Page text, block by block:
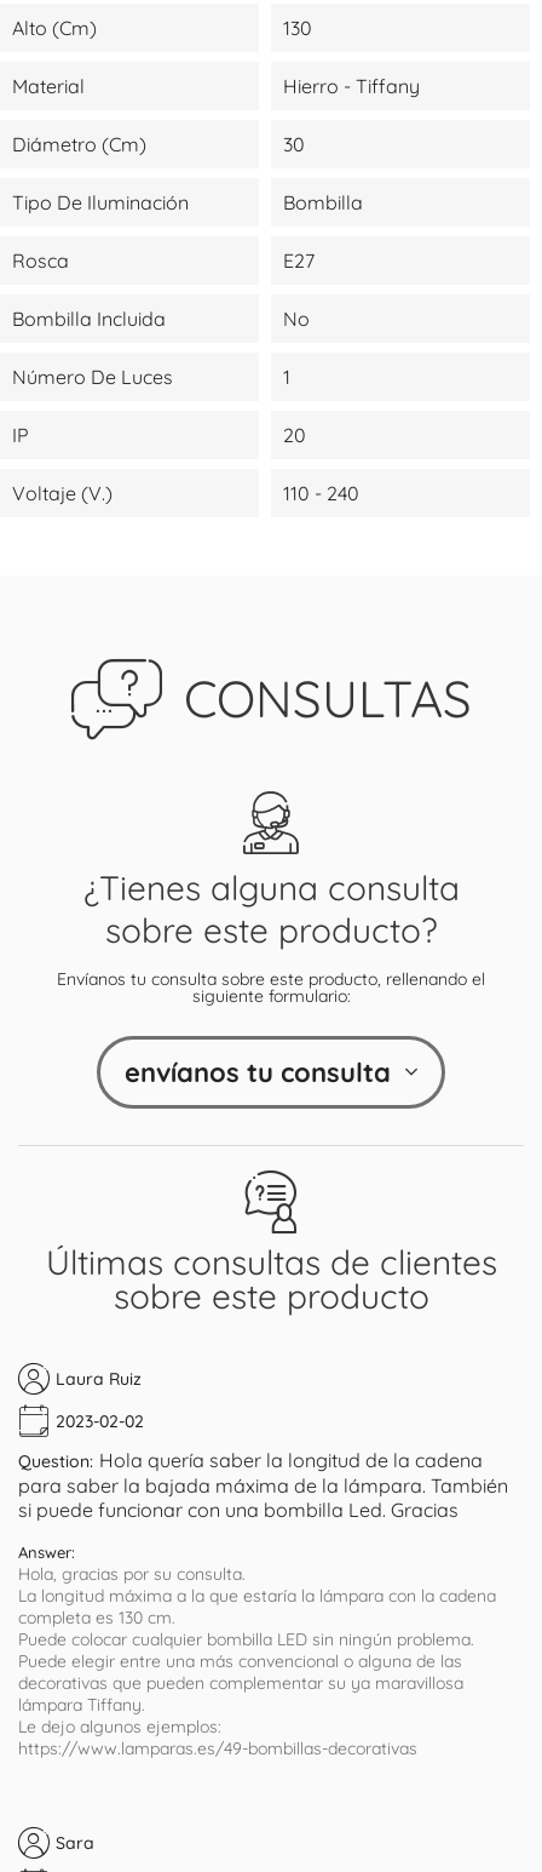
Alto (cm) 130
Material Hierro - Tiffany
Diámetro (cm) 30
Tipo De Iluminación Bombilla
Rosca E27
Bombilla Incluida No
Número De Luces 1
IP 20
Voltaje (V.) 110 - 240
CONSULTAS
Últimas consultas de clientes
sobre este producto
Laura Ruiz
2023-02-02
Question: Hola quería saber la longitud de la cadena
para saber la bajada máxima de la lámpara. También
si puede funcionar con una bombilla Led. Gracias
Answer:
Hola, gracias por su consulta.
La longitud máxima a la que estaría la lámpara con la cadena
completa es 130 cm.
Puede colocar cualquier bombilla LED sin ningún problema.
Puede elegir entre una más convencional o alguna de las
decorativas que pueden complementar su ya maravillosa
lámpara Tiffany.
Le dejo algunos ejemplos:
https://www.lamparas.es/49-bombillas-decorativas
Sara
¿Tienes alguna consulta
sobre este producto?
Envíanos tu consulta sobre este producto, rellenando el
siguiente formulario:
envíanos tu consulta